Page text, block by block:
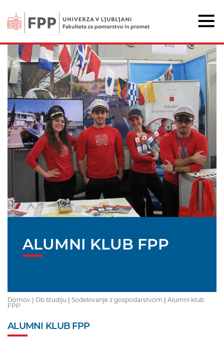
ALUMNI KLUB FPP
Domov | Ob študiju | Sodelovanje z gospodarstvom | Alumni klub
FPP
ALUMNI KLUB FPP